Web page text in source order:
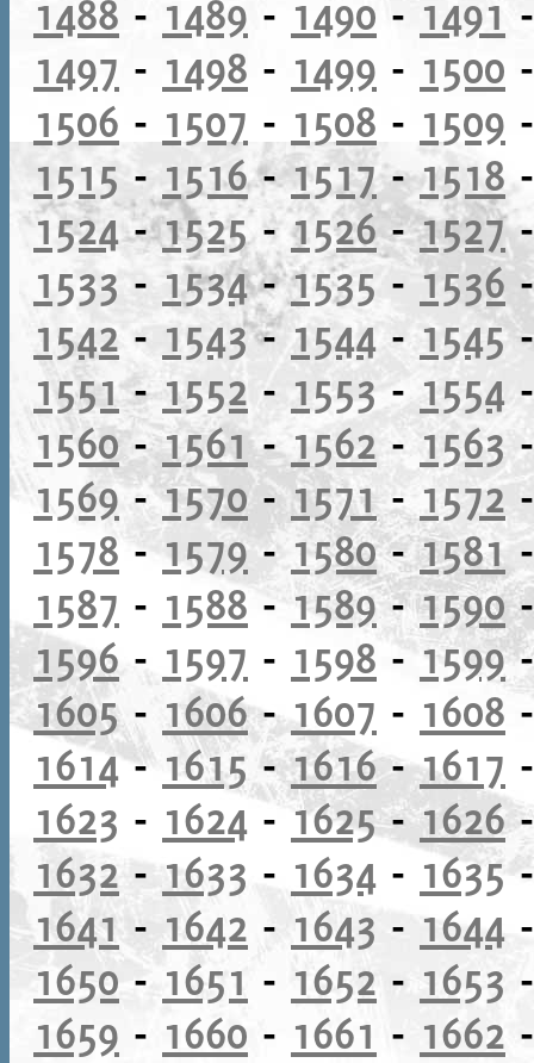
1488 - 1489 - 1490 - 1491
1497 - 1498 - 1499 - 1500
1506 - 1507 - 1508 - 1509
1515- 1516-1517-1518
1524-1525-1526-1527
1533 - 1534-1535 - 1536
1542 - 1543-1544- 1545
1551-1552 - 1553- 1554
1560-1561-1562-1563
1569-1570-1571- 1572
1578-1579- 1580-1581
1587 - 1588 -1589-1590
1596- 1597 - 1598 - 1599
1605- 1606-1607 - 1608
1614- 1615 -1616-1617
1623 - 1624 - 1625-1626
1632-1633 - 1634 - 1635
1641- 1642 - 1643 - 1644
1650- 1651 - 1652 - 1653
1659 - 1660 - 1661 - 1662